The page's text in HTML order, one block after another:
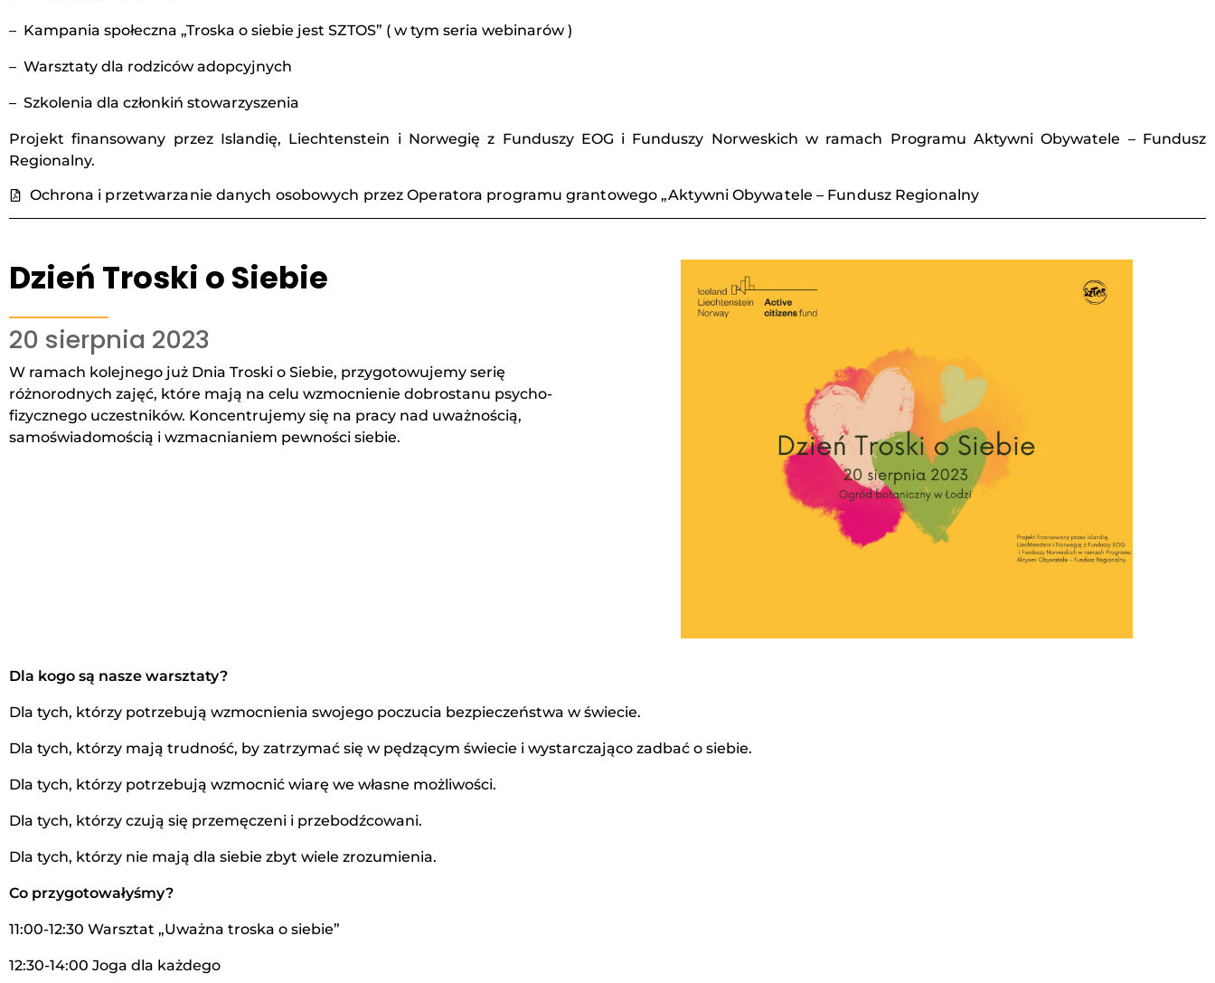
– Kampania społeczna „Troska o siebie jest SZTOS” ( w tym seria webinarów )
– Warsztaty dla rodziców adopcyjnych
– Szkolenia dla członkiń stowarzyszenia
Projekt finansowany przez Islandię, Liechtenstein i Norwegię z Funduszy EOG i Funduszy Norweskich w ramach Programu Aktywni Obywatele – Fundusz
Regionalny.
Ochrona i przetwarzanie danych osobowych przez Operatora programu grantowego „Aktywni Obywatele – Fundusz Regionalny
Dzień Troski o Siebie
20 sierpnia 2023​
W ramach kolejnego już Dnia Troski o Siebie, przygotowujemy serię
różnorodnych zajęć, które mają na celu wzmocnienie dobrostanu psycho-
fizycznego uczestników. Koncentrujemy się na pracy nad uważnością,
samoświadomością i wzmacnianiem pewności siebie.
Dla kogo są nasze warsztaty?
Dla tych, którzy potrzebują wzmocnienia swojego poczucia bezpieczeństwa w świecie.
Dla tych, którzy mają trudność, by zatrzymać się w pędzącym świecie i wystarczająco zadbać o siebie.
Dla tych, którzy potrzebują wzmocnić wiarę we własne możliwości.
Dla tych, którzy czują się przemęczeni i przebodźcowani.
Dla tych, którzy nie mają dla siebie zbyt wiele zrozumienia.
Co przygotowałyśmy?
11:00-12:30 Warsztat „Uważna troska o siebie”
12:30-14:00 Joga dla każdego